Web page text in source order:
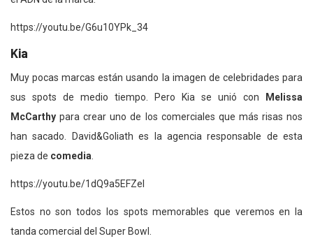
https://youtu.be/G6u10YPk_34
Kia
Muy pocas marcas están usando la imagen de celebridades para
sus spots de medio tiempo. Pero Kia se unió con
Melissa
McCarthy para crear uno de los comerciales que más risas nos
han sacado. David&Goliath es la agencia responsable de esta
pieza de comedia.
https://youtu.be/1dQ9a5EFZeI
Estos no son todos los spots memorables que veremos en la
tanda comercial del Super Bowl.